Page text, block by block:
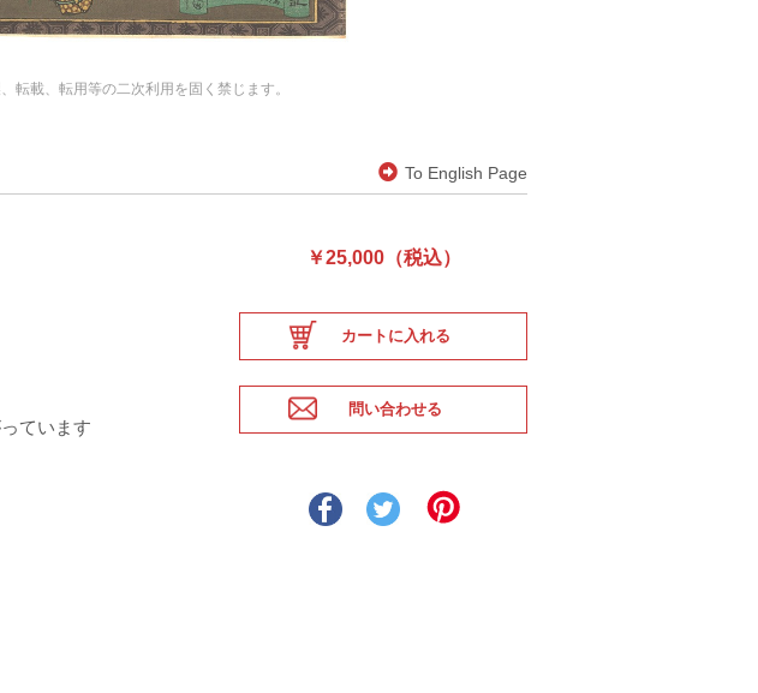
転載、転用等の二次利用を固く禁じます。
To English Page
っています
￥25,000（税込）